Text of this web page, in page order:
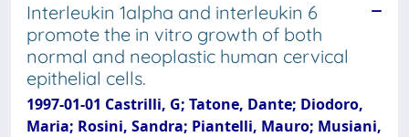
Interleukin 1alpha and interleukin 6
promote the in vitro growth of both
normal and neoplastic human cervical
epithelial cells.
1997-01-01 Castrilli, G; Tatone, Dante; Diodoro,
Maria; Rosini, Sandra; Piantelli, Mauro; Musiani,